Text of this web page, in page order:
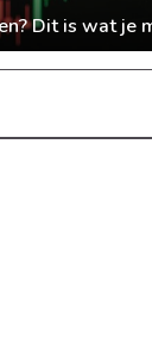
praktische tips